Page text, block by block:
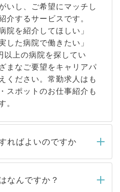
いし、ご希望にマッチし
介するサービスです。
院を紹介してほしい」
した病院で働きたい」
以上の病院を探してい
まなご要望をキャリアパ
ください。常勤求人はも
スポットのお仕事紹介も
。
ればよいのですか
したら、弊社担当者がご
、その後メールもしくは
なんですか？